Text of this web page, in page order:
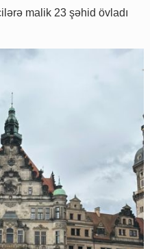
malik 23 şəhid övladı